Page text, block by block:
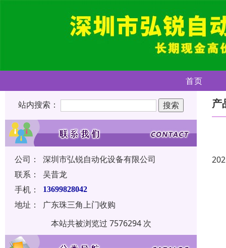
首页
站内搜索：
公司：
深圳市弘锐自动化设备有限公司
联系：
吴昔龙
手机：
13699828042
地址：
广东珠三角上门收购
本站共被浏览过 7576294 次
产